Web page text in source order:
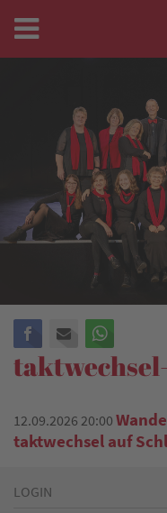
Facebook
E-mail
12.09.2026 20:00
taktwechsel auf
LOGIN